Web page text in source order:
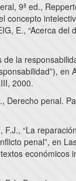
9ª ed.,
concepto
E., “Acerca del
de la
en
2000.
Derecho penal.
F.J., “La
penal”, en
económicos